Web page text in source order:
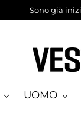
Sono già
UOMO